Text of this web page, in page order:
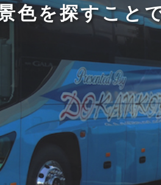
旅の過程にこそ
色を探すことで
は3つある。人
は旅をするた
旅の過程にこそ
中にも、外に出
着するためでは
は真の知識の大